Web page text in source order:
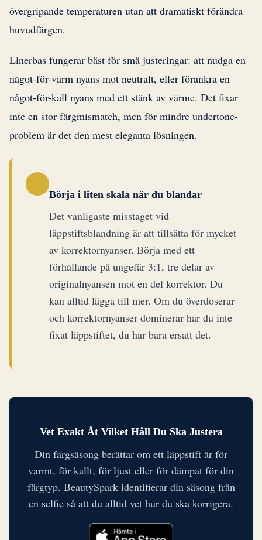
övergripande temperaturen utan att dramatiskt förändra
huvudfärgen.
Linerbas fungerar bäst för små justeringar: att nudga en
något-för-varm nyans mot neutralt, eller förankra en
något-för-kall nyans med ett stänk av värme. Det fixar
inte en stor färgmismatch, men för mindre undertone-
problem är det den mest eleganta lösningen.
Börja i liten skala när du blandar
Det vanligaste misstaget vid
läppstiftsblandning är att tillsätta för mycket
av korrektornyanser. Börja med ett
förhållande på ungefär 3:1, tre delar av
originalnyansen mot en del korrektor. Du
kan alltid lägga till mer. Om du överdoserar
och korrektornyanser dominerar har du inte
fixat läppstiftet, du har bara ersatt det.
Vet Exakt Åt Vilket Håll Du Ska Justera
Din färgsäsong berättar om ett läppstift är för
varmt, för kallt, för ljust eller för dämpat för din
färgtyp. BeautySpark identifierar din säsong från
en selfie så att du alltid vet hur du ska korrigera.